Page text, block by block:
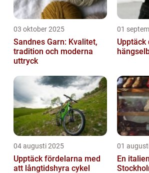
03 oktober 2025
Sandnes Garn: Kvalitet,
tradition och moderna
uttryck
01
Upptäck
04 augusti 2025
Upptäck fördelarna med
att långtidshyra cykel
01
En